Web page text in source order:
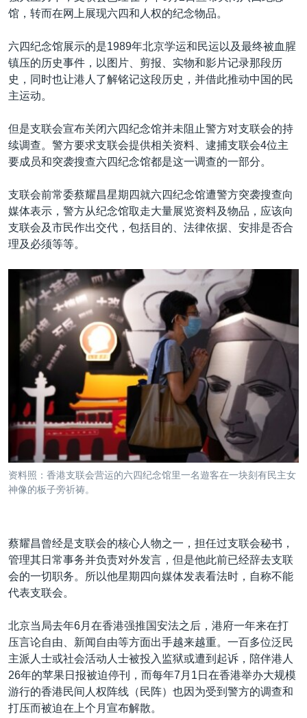
馆，转而在网上展现六四和人权的纪念物品。
六四纪念馆展示的是1989年北京学运和民运以及最终被血腥
镇压的历史事件，以图片、剪报、实物和影片记录那段历
史，同时也让港人了解铭记这段历史，并借此推动中国的民
主运动。
但是支联会宣布关闭六四纪念馆并未阻止警方对支联会的持
续调查。警方要求支联会提供相关资料、逮捕支联会4位主
要成员和突袭搜查六四纪念馆都是这一调查的一部分。
支联会前常委蔡耀昌星期四就六四纪念馆遭警方突袭搜查向
媒体表示，警方从纪念馆取走大量展览资料及物品，应该向
支联会及市民作出交代，包括目的、法律依据、安排是否合
理及必须等等。
资料照：香港支联会营运的六四纪念馆里一名遊客在一块刻有民主女
神像的板子旁祈祷。
蔡耀昌曾经是支联会的核心人物之一，担任过支联会秘书，
管理其日常事务并负责对外发言，但是他此前已经辞去支联
会的一切职务。所以他星期四向媒体发表看法时，自称不能
代表支联会。
北京当局去年6月在香港强推国安法之后，港府一年来在打
压言论自由、新闻自由等方面出手越来越重。一百多位泛民
主派人士或社会活动人士被投入监狱或遭到起诉，陪伴港人
26年的苹果日报被迫停刊，而每年7月1日在香港举办大规模
游行的香港民间人权阵线（民阵）也因为受到警方的调查和
打压而被迫在上个月宣布解散。